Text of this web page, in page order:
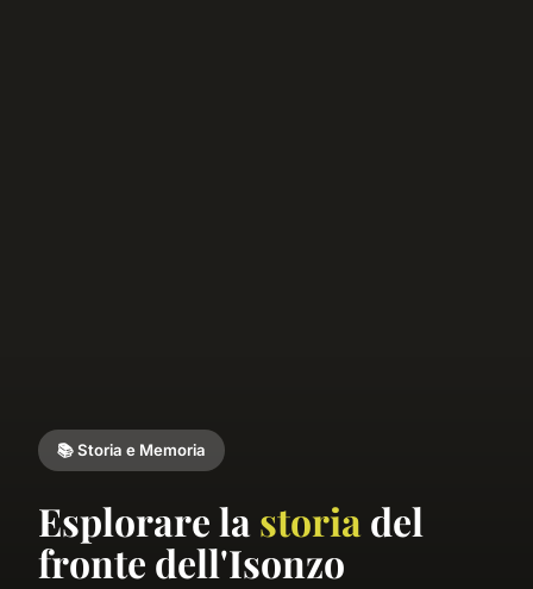
📚 Storia e Memoria
Esplorare la storia del
fronte dell'Isonzo